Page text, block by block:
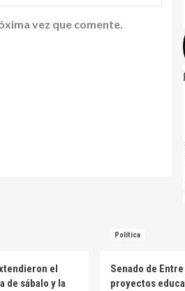
vez que comente.
el
de sábalo y la
Política
Senado de
proyectos